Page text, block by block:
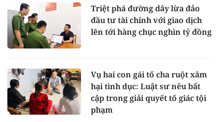
Triệt phá đường dây lừa đảo
đầu tư tài chính với giao dịch
lên tới hàng chục nghìn tỷ đồng
Vụ hai con gái tố cha ruột xâm
hại tình dục: Luật sư nêu bất
cập trong giải quyết tố giác tội
phạm